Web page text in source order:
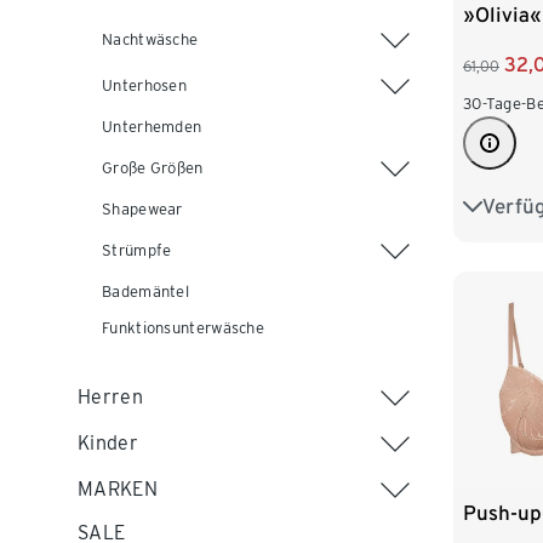
Nachtwäsche
Unterhosen
Unterhemden
Große Größen
Shapewear
Strümpfe
Bademäntel
Funktionsunterwäsche
Herren
Kinder
MARKEN
SALE
»Olivia«
61,00
30-Tage-
70A
80A
80D
Push-